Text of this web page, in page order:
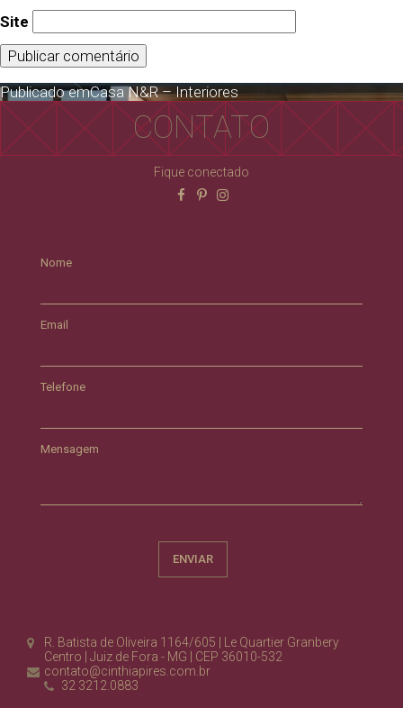
Site
Publicado emCasa N&R – Interiores
CONTATO
Fique conectado
Nome
Email
Telefone
Mensagem
R. Batista de Oliveira 1164/605 | Le Quartier Granbery
Centro | Juiz de Fora - MG | CEP 36010-532
contato@cinthiapires.com.br
32 3212.0883